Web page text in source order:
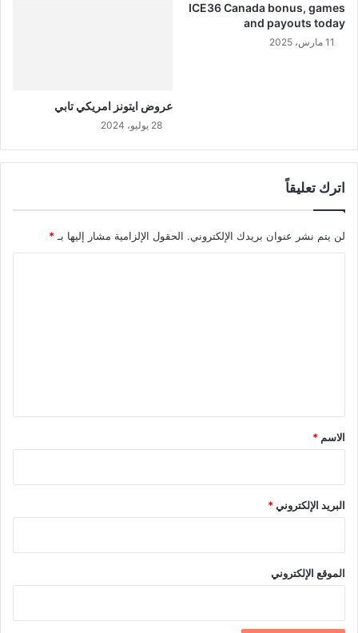
ICE36 Canada bonus, games
and payouts today
11 مارس، 2025
عروض ايتونز امريكي تابي
28 يوليو، 2024
اترك تعليقاً
لن يتم نشر عنوان بريدك الإلكتروني. الحقول الإلزامية مشار إليها بـ *
*
الاسم *
البريد الإلكتروني*
الموقع الإلكتروني